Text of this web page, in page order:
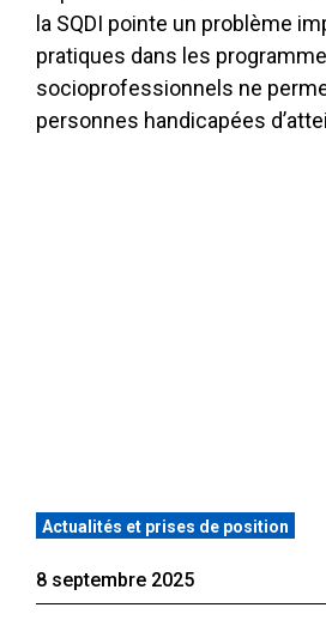
la SQDI pointe un problème
pratiques dans les
socioprofessionnels ne
personnes handicapées
Actualités et prises de position
8 septembre 2025